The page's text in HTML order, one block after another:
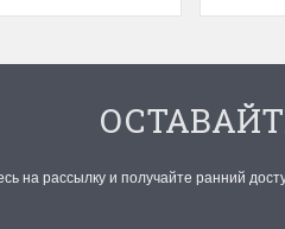
на рассылку и получайте ранний